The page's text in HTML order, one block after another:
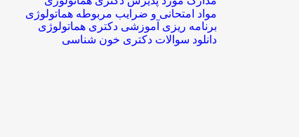
مواد امتحانی و ضرایب مربوطه هماتولوژی
برنامه ریزی آموزشی دکتری هماتولوژی
دانلود سوالات دکتری خون شناسی